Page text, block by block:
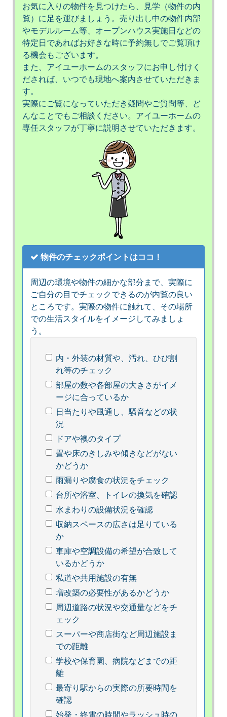
お気に入りの物件を見つけたら、見学（物件の内
覧）に足を運びましょう。売り出し中の物件内部
やモデルルーム等、オープンハウス実施日などの
特定日であればお好きな時に予約無しでご覧頂け
る機会もございます。
また、アイユーホームのスタッフにお申し付けく
だされば、いつでも現地へ案内させていただきま
す。
実際にご覧になっていただき疑問やご質問等、ど
んなことでもご相談ください。アイユーホームの
専任スタッフが丁寧に説明させていただきます。
物件のチェックポイントはココ！
周辺の環境や物件の細かな部分まで、実際に
ご自分の目でチェックできるのが内覧の良い
ところです。実際の物件に触れて、その場所
での生活スタイルをイメージしてみましょ
う。
内・外装の材質や、汚れ、ひび割
れ等のチェック
部屋の数や各部屋の大きさがイメ
ージに合っているか
日当たりや風通し、騒音などの状
況
ドアや襖のタイプ
畳や床のきしみや傾きなどがない
かどうか
雨漏りや腐食の状況をチェック
台所や浴室、トイレの換気を確認
水まわりの設備状況を確認
収納スペースの広さは足りている
か
車庫や空調設備の希望が合致して
いるかどうか
私道や共用施設の有無
増改築の必要性があるかどうか
周辺道路の状況や交通量などをチ
ェック
スーパーや商店街など周辺施設ま
での距離
学校や保育園、病院などまでの距
離
最寄り駅からの実際の所要時間を
確認
始発・終電の時間やラッシュ時の